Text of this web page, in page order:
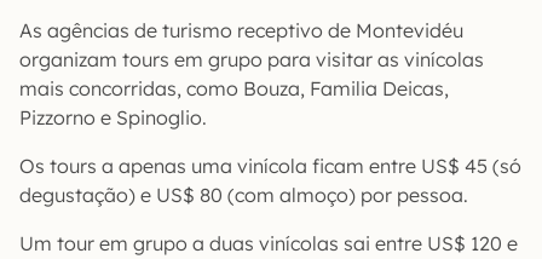
As agências de turismo receptivo de Montevidéu
organizam tours em grupo para visitar as vinícolas
mais concorridas, como Bouza, Familia Deicas,
Pizzorno e Spinoglio.
Os tours a apenas uma vinícola ficam entre US$ 45 (só
degustação) e US$ 80 (com almoço) por pessoa.
Um tour em grupo a duas vinícolas sai entre US$ 120 e